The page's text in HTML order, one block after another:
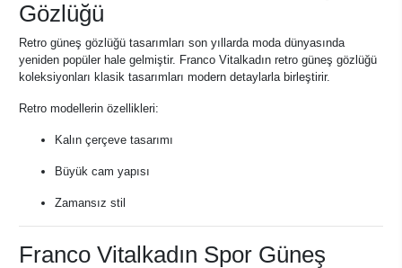
Gözlüğü
Retro güneş gözlüğü tasarımları son yıllarda moda dünyasında
yeniden popüler hale gelmiştir. Franco Vitalkadın retro güneş gözlüğü
koleksiyonları klasik tasarımları modern detaylarla birleştirir.
Retro modellerin özellikleri:
Kalın çerçeve tasarımı
Büyük cam yapısı
Zamansız stil
Franco Vitalkadın Spor Güneş